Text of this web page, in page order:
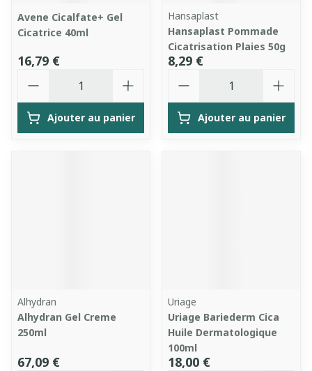
Avene Cicalfate+ Gel
Cicatrice 40ml
16,79 €
Ajouter au panier
Hansaplast
Hansaplast Pommade
Cicatrisation Plaies 50g
8,29 €
Ajouter au panier
Alhydran
Alhydran Gel Creme
250ml
67,09 €
Uriage
Uriage Bariederm Cica
Huile Dermatologique
100ml
18,00 €